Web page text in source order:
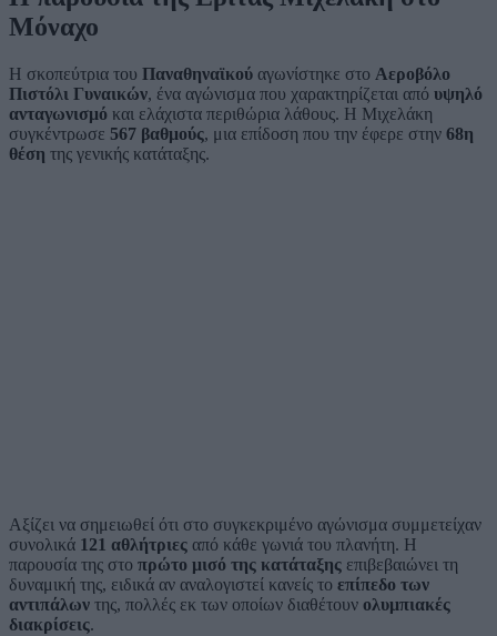
Μόναχο
Η σκοπεύτρια του Παναθηναϊκού αγωνίστηκε στο Αεροβόλο
Πιστόλι Γυναικών, ένα αγώνισμα που χαρακτηρίζεται από υψηλό
ανταγωνισμό και ελάχιστα περιθώρια λάθους. Η Μιχελάκη
συγκέντρωσε 567 βαθμούς, μια επίδοση που την έφερε στην 68η
θέση της γενικής κατάταξης.
Αξίζει να σημειωθεί ότι στο συγκεκριμένο αγώνισμα συμμετείχαν
συνολικά 121 αθλήτριες από κάθε γωνιά του πλανήτη. Η
παρουσία της στο πρώτο μισό της κατάταξης επιβεβαιώνει τη
δυναμική της, ειδικά αν αναλογιστεί κανείς το επίπεδο των
αντιπάλων της, πολλές εκ των οποίων διαθέτουν ολυμπιακές
διακρίσεις.